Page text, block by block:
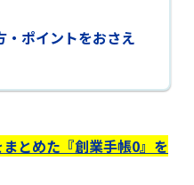
・ポイントをおさえ
とめた『創業手帳0』を